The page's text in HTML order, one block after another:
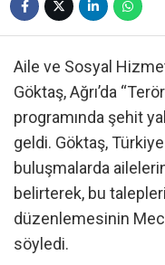
Aile ve Sosyal
Göktaş, Ağrı’da
programında şehit
geldi. Göktaş,
buluşmalarda
belirterek, bu
düzenlemesinin
söyledi.